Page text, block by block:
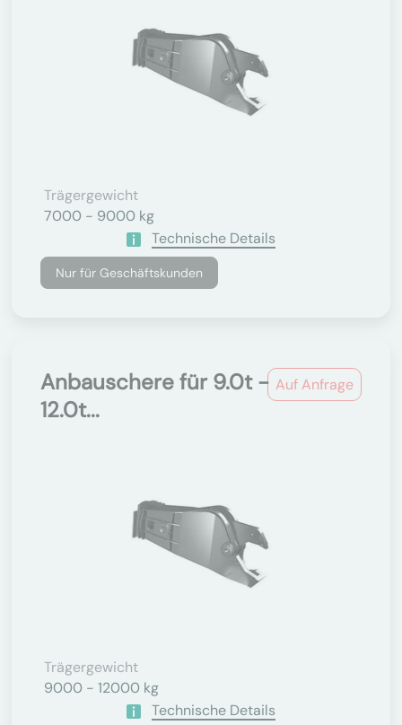
Trägergewicht
7000 - 9000 kg
Technische Details
Nur für Geschäftskunden
Auf Anfrage
Anbauschere für 9.0t -
12.0t...
Trägergewicht
9000 - 12000 kg
Technische Details